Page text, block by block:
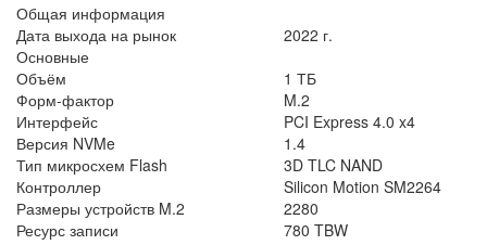
Общая информация
Дата выхода на рынок
2022 г.
Основные
Объём
1 ТБ
Форм-фактор
M.2
Интерфейс
PCI Express 4.0 x4
Версия NVMe
1.4
Тип микросхем Flash
3D TLC NAND
Контроллер
Silicon Motion SM2264
Размеры устройств M.2
2280
Ресурс записи
780 TBW